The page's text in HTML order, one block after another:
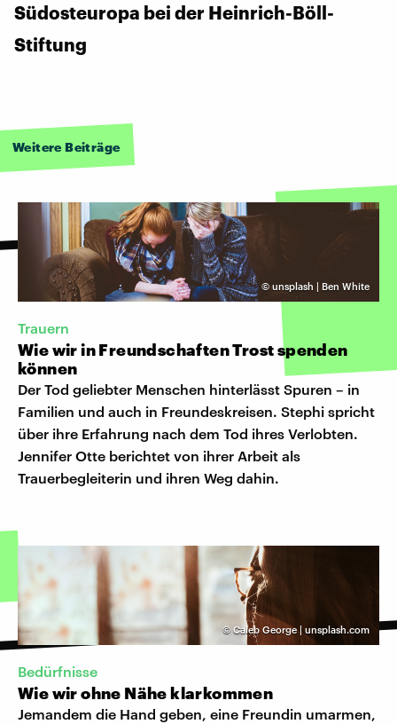
Südosteuropa bei der Heinrich-Böll-
Stiftung
Weitere Beiträge
© unsplash | Ben White
Trauern
Wie wir in Freundschaften Trost spenden
können
Der Tod geliebter Menschen hinterlässt Spuren – in
Familien und auch in Freundeskreisen. Stephi spricht
über ihre Erfahrung nach dem Tod ihres Verlobten.
Jennifer Otte berichtet von ihrer Arbeit als
Trauerbegleiterin und ihren Weg dahin.
© Caleb George | unsplash.com
Bedürfnisse
Wie wir ohne Nähe klarkommen
Jemandem die Hand geben, eine Freundin umarmen,